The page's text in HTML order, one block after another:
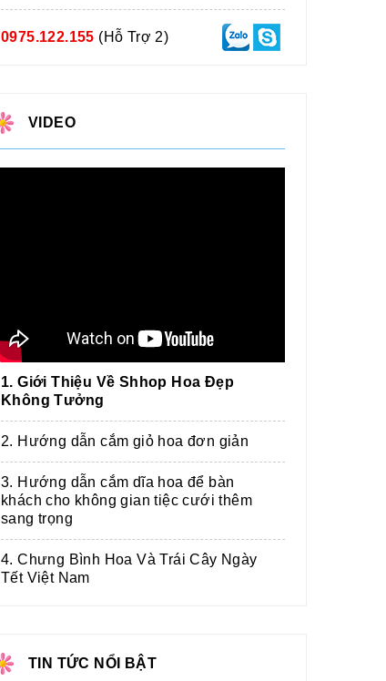
0975.122.155 (Hỗ Trợ 2)
VIDEO
1. Giới Thiệu Về Shhop Hoa Đẹp
Không Tưởng
2. Hướng dẫn cắm giỏ hoa đơn giản
3. Hướng dẫn cắm dĩa hoa để bàn
khách cho không gian tiệc cưới thêm
sang trọng
4. Chưng Bình Hoa Và Trái Cây Ngày
Tết Việt Nam
TIN TỨC NỔI BẬT